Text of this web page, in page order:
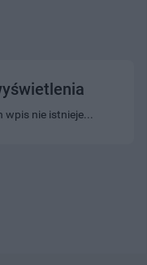
nie istnieje...